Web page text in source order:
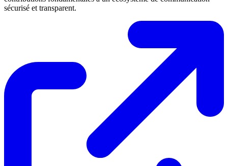
sécurisé et transparent.